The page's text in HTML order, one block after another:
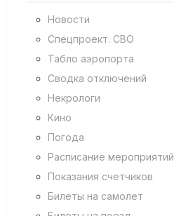
Новости
Спецпроект. СВО
Табло аэропорта
Сводка отключений
Некрологи
Кино
Погода
Расписание мероприятий
Показания счетчиков
Билеты на самолет